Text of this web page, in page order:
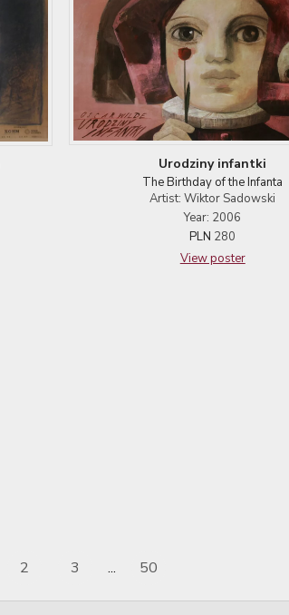
Urodziny infantki
The Birthday of the Infanta
Artist: Wiktor Sadowski
Year: 2006
PLN 280
View poster
2 3 ... 50